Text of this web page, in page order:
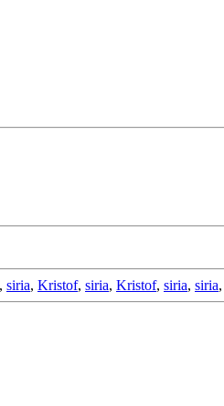
, siria, Kristof, siria, Kristof, siria, siria,